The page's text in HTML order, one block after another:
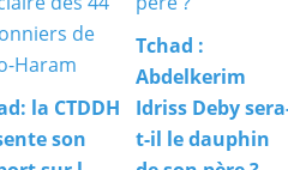
la CTDDH
son
Tchad :
Abdelkerim
Idriss Deby
t-il le dauphin